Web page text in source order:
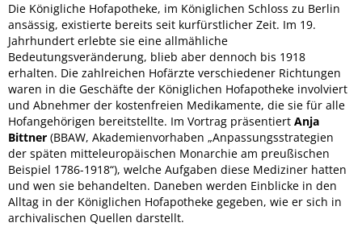
Die Königliche Hofapotheke, im Königlichen Schloss zu Berlin
ansässig, existierte bereits seit kurfürstlicher Zeit. Im 19.
Jahrhundert erlebte sie eine allmähliche
Bedeutungsveränderung, blieb aber dennoch bis 1918
erhalten. Die zahlreichen Hofärzte verschiedener Richtungen
waren in die Geschäfte der Königlichen Hofapotheke involviert
und Abnehmer der kostenfreien Medikamente, die sie für alle
Hofangehörigen bereitstellte. Im Vortrag präsentiert Anja
Bittner (BBAW, Akademienvorhaben „Anpassungsstrategien
der späten mitteleuropäischen Monarchie am preußischen
Beispiel 1786-1918“), welche Aufgaben diese Mediziner hatten
und wen sie behandelten. Daneben werden Einblicke in den
Alltag in der Königlichen Hofapotheke gegeben, wie er sich in
archivalischen Quellen darstellt.